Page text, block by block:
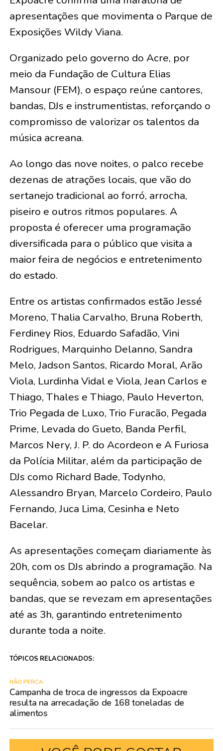
apresentações que movimenta o Parque de
Exposições Wildy Viana.
Organizado pelo governo do Acre, por
meio da Fundação de Cultura Elias
Mansour (FEM), o espaço reúne cantores,
bandas, DJs e instrumentistas, reforçando o
compromisso de valorizar os talentos da
música acreana.
Ao longo das nove noites, o palco recebe
dezenas de atrações locais, que vão do
sertanejo tradicional ao forró, arrocha,
piseiro e outros ritmos populares. A
proposta é oferecer uma programação
diversificada para o público que visita a
maior feira de negócios e entretenimento
do estado.
Entre os artistas confirmados estão Jessé
Moreno, Thalia Carvalho, Bruna Roberth,
Ferdiney Rios, Eduardo Safadão, Vini
Rodrigues, Marquinho Delanno, Sandra
Melo, Jadson Santos, Ricardo Moral, Arão
Viola, Lurdinha Vidal e Viola, Jean Carlos e
Thiago, Thales e Thiago, Paulo Heverton,
Trio Pegada de Luxo, Trio Furacão, Pegada
Prime, Levada do Gueto, Banda Perfil,
Marcos Nery, J. P. do Acordeon e A Furiosa
da Polícia Militar, além da participação de
DJs como Richard Bade, Todynho,
Alessandro Bryan, Marcelo Cordeiro, Paulo
Fernando, Juca Lima, Cesinha e Neto
Bacelar.
As apresentações começam diariamente às
20h, com os DJs abrindo a programação. Na
sequência, sobem ao palco os artistas e
bandas, que se revezam em apresentações
até as 3h, garantindo entretenimento
durante toda a noite.
TÓPICOS RELACIONADOS:
NÃO PERCA
Campanha de troca de ingressos da Expoacre
resulta na arrecadação de 168 toneladas de
alimentos